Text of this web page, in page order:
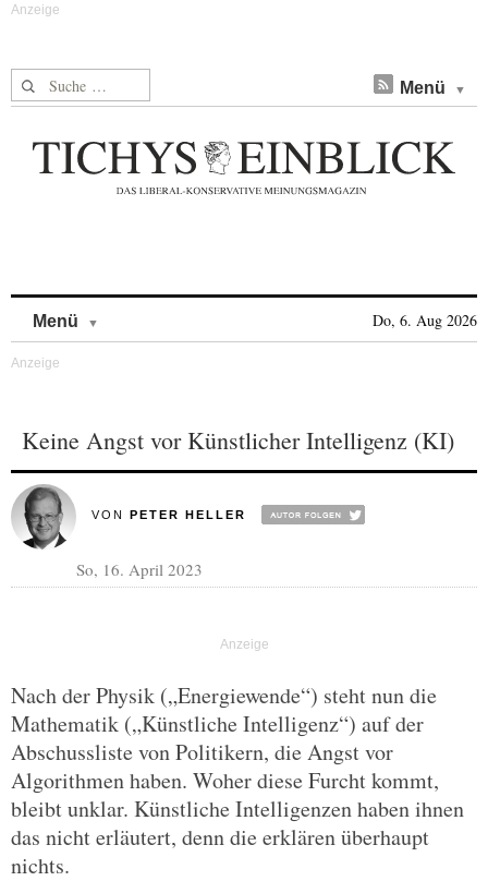
Suche nach: Menü
Menü Do, 6. Aug 2026
Keine Angst vor Künstlicher Intelligenz (KI)
VON PETER HELLER
So, 16. April 2023
Nach der Physik („Energiewende“) steht nun die
Mathematik („Künstliche Intelligenz“) auf der
Abschussliste von Politikern, die Angst vor
Algorithmen haben. Woher diese Furcht kommt,
bleibt unklar. Künstliche Intelligenzen haben ihnen
das nicht erläutert, denn die erklären überhaupt
nichts.